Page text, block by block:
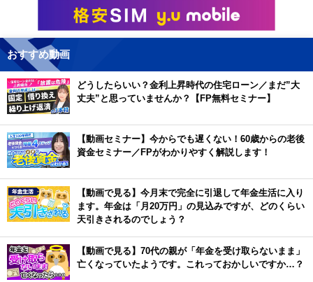
おすすめ動画
どうしたらいい？金利上昇時代の住宅ローン／まだ”大
丈夫”と思っていませんか？【FP無料セミナー】
【動画セミナー】今からでも遅くない！60歳からの老後
資金セミナー／FPがわかりやすく解説します！
【動画で見る】今月末で完全に引退して年金生活に入り
ます。年金は「月20万円」の見込みですが、どのくらい
天引きされるのでしょう？
【動画で見る】70代の親が「年金を受け取らないまま」
亡くなっていたようです。これっておかしいですか…？